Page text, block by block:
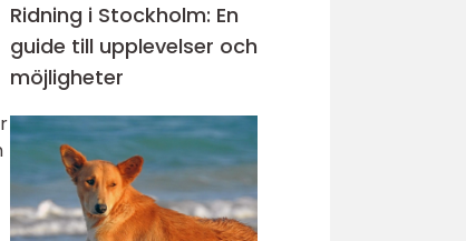
Ridning i Stockholm: En
guide till upplevelser och
möjligheter